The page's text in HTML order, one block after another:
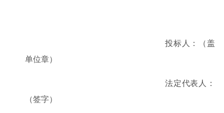
投标人：（盖
单位章）
法定代表人：
（签字）